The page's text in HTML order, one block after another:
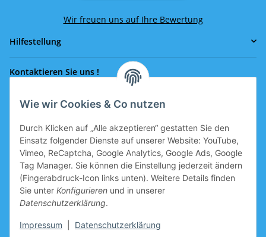
Wie wir Cookies & Co nutzen
Durch Klicken auf „Alle akzeptieren“ gestatten Sie den
Einsatz folgender Dienste auf unserer Website: YouTube,
Vimeo, ReCaptcha, Google Analytics, Google Ads, Google
Tag Manager. Sie können die Einstellung jederzeit ändern
(Fingerabdruck-Icon links unten). Weitere Details finden
Sie unter Konfigurieren und in unserer
Datenschutzerklärung.
Impressum Datenschutzerklärung
Wir freuen uns auf Ihre Bewertung
Hilfestellung
Kontaktieren Sie uns !
Rufen Sie uns an!
office@eissport.at
Mitglied der WKO
Informationen
Neukundengutschein